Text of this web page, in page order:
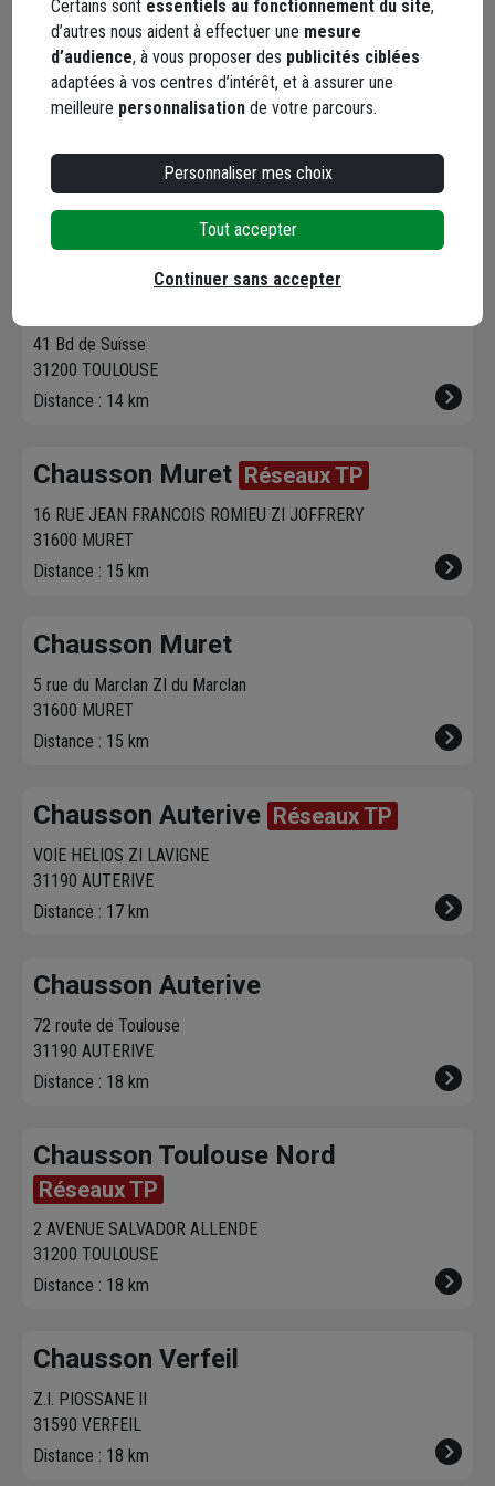
Distance : 11 km
Chausson Balma
Distance : 14 km
Chausson Toulouse Boulevard
41 Bd de Suisse
31200 TOULOUSE
Distance : 14 km
Chausson Muret Réseaux TP
16 RUE JEAN FRANCOIS ROMIEU ZI JOFFRERY
31600 MURET
Distance : 15 km
Chausson Muret
5 rue du Marclan ZI du Marclan
31600 MURET
Distance : 15 km
Chausson Auterive Réseaux TP
VOIE HELIOS ZI LAVIGNE
31190 AUTERIVE
Distance : 17 km
Chausson Auterive
72 route de Toulouse
31190 AUTERIVE
Distance : 18 km
Chausson Toulouse Nord
Réseaux TP
2 AVENUE SALVADOR ALLENDE
31200 TOULOUSE
Distance : 18 km
Chausson Verfeil
Z.I. PIOSSANE II
31590 VERFEIL
Distance : 18 km
Certains sont essentiels au fonctionnement du site,
d’autres nous aident à effectuer une mesure
d’audience, à vous proposer des publicités ciblées
adaptées à vos centres d’intérêt, et à assurer une
meilleure personnalisation de votre parcours.
Personnaliser mes choix
Tout accepter
Continuer sans accepter